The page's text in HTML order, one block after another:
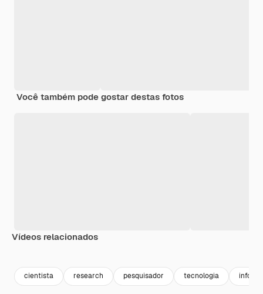
Você também pode gostar destas fotos
Vídeos relacionados
cientista research pesquisador tecnologia